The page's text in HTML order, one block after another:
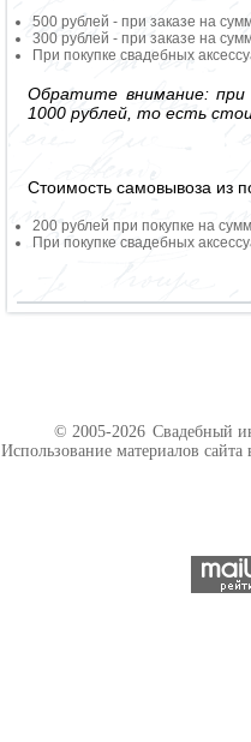
500 рублей - при заказе на
300 рублей - при заказе на
При покупке свадебных
Обратите внимание: при
1000 рублей, то есть
Стоимость самовывоза из
200 рублей при покупке на
При покупке свадебных
© 2005-2026 Свадебный
Использование материалов